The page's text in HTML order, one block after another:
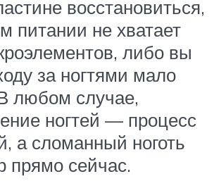
восстановиться,
питании не хватает
либо вы
за ногтями мало
любом случае,
ногтей — процесс
а сломанный ноготь
прямо сейчас.